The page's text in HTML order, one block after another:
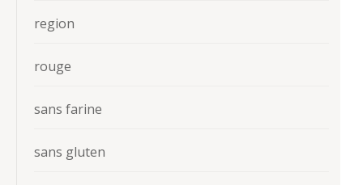
region
rouge
sans farine
sans gluten